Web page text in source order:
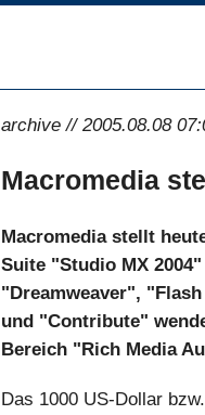
archive // 2005.08.08
Macromedia
Macromedia stellt
Suite "Studio MX
"Dreamweaver",
und "Contribute"
Bereich "Rich Media
Das 1000 US-Dollar